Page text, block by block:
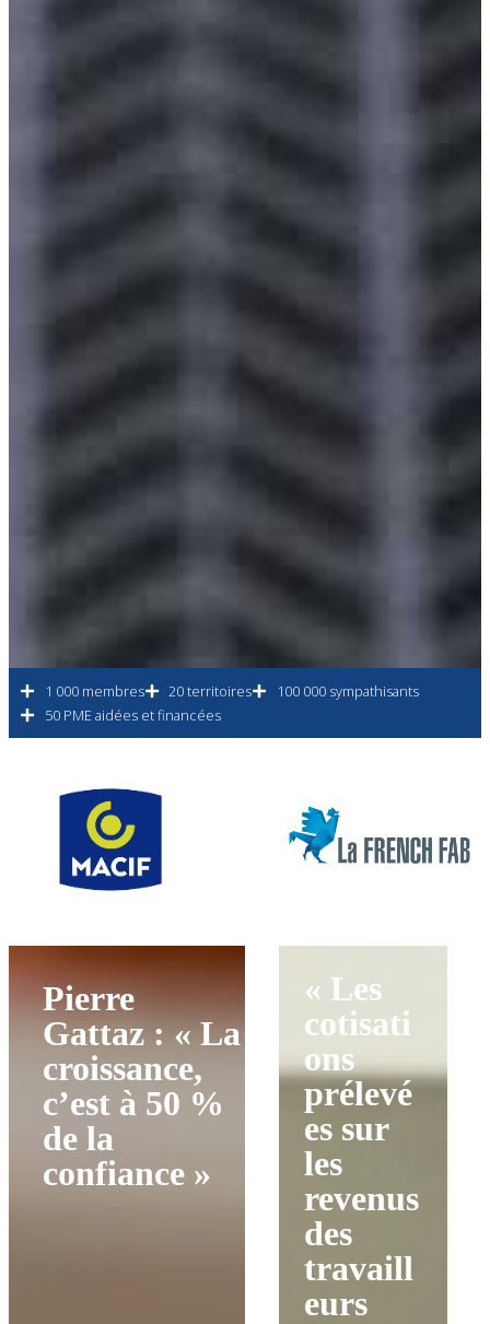
1 000 membres 20 territoires
100 000 sympathisants
50 PME aidées et financées
Pierre
Gattaz : « La
croissance,
c’est à 50 %
de la
confiance »
« Les
cotisati
ons
prélevé
es sur
les
revenus
des
travaill
eurs